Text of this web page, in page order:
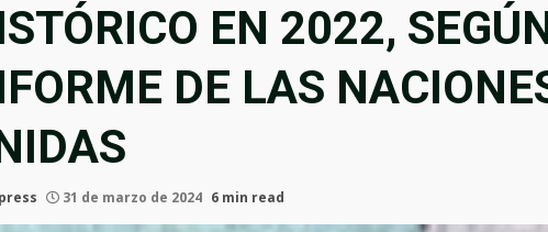
EN 2022,
DE LAS
31 de marzo de 2024 6 min read